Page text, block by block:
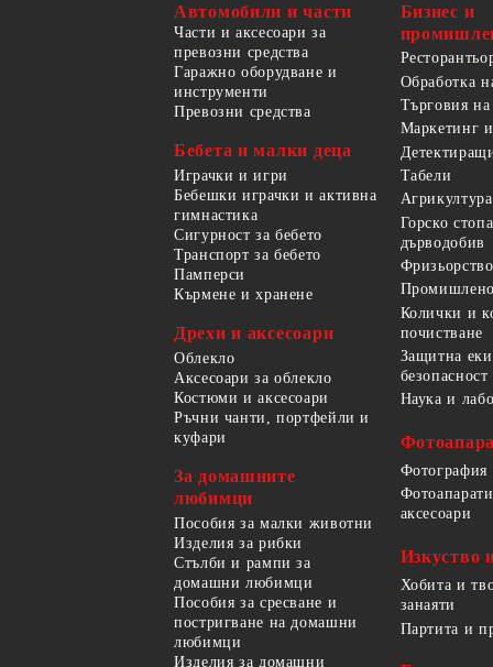
Автомобили и части
Части и аксесоари за
превозни средства
Гаражно оборудване и
инструменти
Превозни средства
Бебета и малки деца
Играчки и игри
Бебешки играчки и активна
гимнастика
Сигурност за бебето
Транспорт за бебето
Памперси
Кърмене и хранене
Дрехи и аксесоари
Облекло
Аксесоари за облекло
Костюми и аксесоари
Ръчни чанти, портфейли и
куфари
За домашните
любимци
Пособия за малки животни
Изделия за рибки
Стълби и рампи за
домашни любимци
Пособия за сресване и
постригване на домашни
любимци
Изделия за домашни
Бизнес и
Обработка
Търговия
Маркетинг
Табели
Агрикултура
Горско
дърводобив
Колички и
почистване
Защитна
Наука и
Фотография
аксесоари
Изкуство
Хобита и
занаяти
Партита и